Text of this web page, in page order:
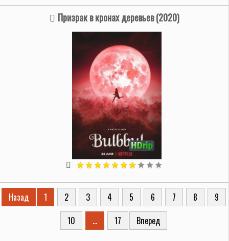
Призрак в кронах деревьев (2020)
Назад 1 2 3 4 5 6 7 8
9
10
... 17 Вперед